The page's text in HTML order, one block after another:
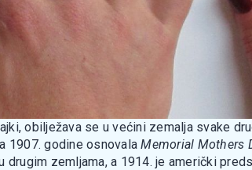
obilježava se u većini zemalja svake
1907. godine osnovalaMemorial Mothers
drugim zemljama, a 1914. je američki